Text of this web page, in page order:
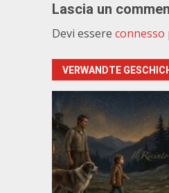
Lascia un
Devi essere connesso
VERWANDTE